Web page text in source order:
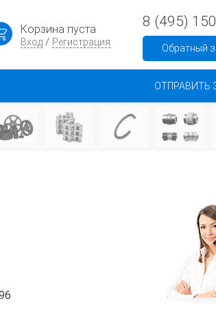
Корзина пуста
Вход / Регистрация
8 (495)
Обратный
ОТПРАВИТЬ